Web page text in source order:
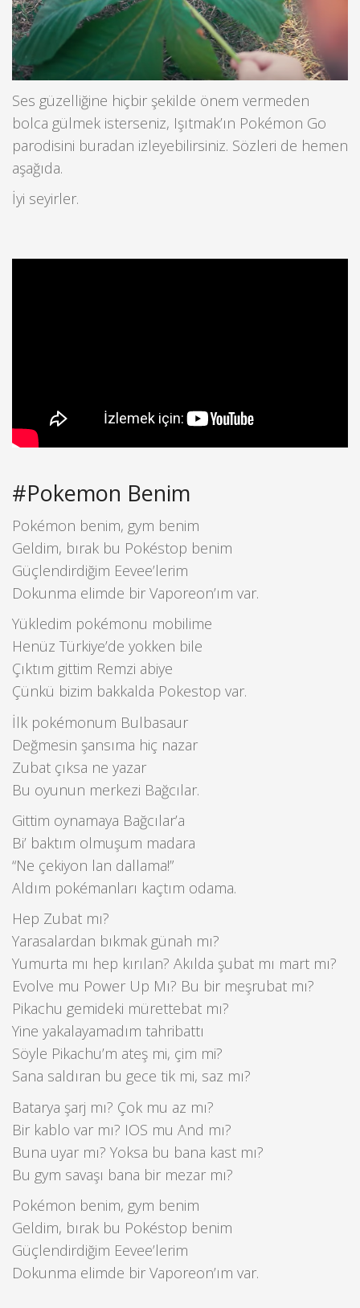
Ses güzelliğine hiçbir şekilde önem vermeden
bolca gülmek isterseniz, Işıtmak’ın Pokémon Go
parodisini buradan izleyebilirsiniz. Sözleri de hemen
aşağıda.
İyi seyirler.
#Pokemon Benim
Pokémon benim, gym benim
Geldim, bırak bu Pokéstop benim
Güçlendirdiğim Eevee’lerim
Dokunma elimde bir Vaporeon’ım var.
Yükledim pokémonu mobilime
Henüz Türkiye’de yokken bile
Çıktım gittim Remzi abiye
Çünkü bizim bakkalda Pokestop var.
İlk pokémonum Bulbasaur
Değmesin şansıma hiç nazar
Zubat çıksa ne yazar
Bu oyunun merkezi Bağcılar.
Gittim oynamaya Bağcılar’a
Bi’ baktım olmuşum madara
“Ne çekiyon lan dallama!”
Aldım pokémanları kaçtım odama.
Hep Zubat mı?
Yarasalardan bıkmak günah mı?
Yumurta mı hep kırılan? Akılda şubat mı mart mı?
Evolve mu Power Up Mı? Bu bir meşrubat mı?
Pikachu gemideki mürettebat mı?
Yine yakalayamadım tahribattı
Söyle Pikachu’m ateş mi, çim mi?
Sana saldıran bu gece tik mi, saz mı?
Batarya şarj mı? Çok mu az mı?
Bir kablo var mı? IOS mu And mı?
Buna uyar mı? Yoksa bu bana kast mı?
Bu gym savaşı bana bir mezar mı?
Pokémon benim, gym benim
Geldim, bırak bu Pokéstop benim
Güçlendirdiğim Eevee’lerim
Dokunma elimde bir Vaporeon’ım var.